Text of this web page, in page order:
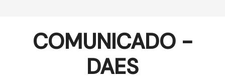
COMUNICADO -
DAES